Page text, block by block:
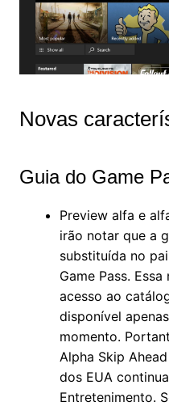
Novas
Guia do Game
Preview alfa e
irão notar que a
substituída no
Game Pass.
acesso ao
disponível
momento.
Alpha Skip
dos EUA
Entretenimento.